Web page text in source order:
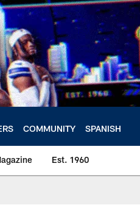
COMMUNITY SPANISH
Est. 1960